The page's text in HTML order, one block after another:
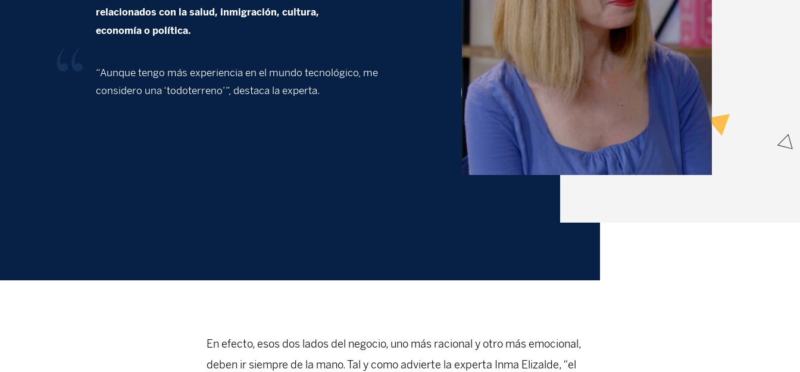
relacionados con la salud, inmigración, cultura,
economía o política.
“Aunque tengo más experiencia en el mundo tecnológico, me
considero una ‘todoterreno’”, destaca la experta.
En efecto, esos dos lados del negocio, uno más racional y otro más emocional,
deben ir siempre de la mano. Tal y como advierte la experta Inma Elizalde, “el